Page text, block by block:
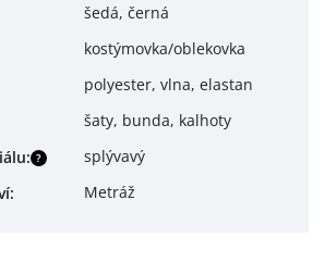
šedá, černá
kostýmovka/oblekovka
polyester, vlna, elastan
šaty, bunda, kalhoty
?
:
splývavý
: Metráž